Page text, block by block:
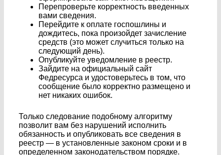
Перепроверьте корректность введенных
вами сведения.
Перейдите к оплате госпошлины и
дождитесь, пока произойдет зачисление
средств (это может случиться только на
следующий день).
Опубликуйте уведомление в реестр.
Зайдите на официальный сайт
Федресурса и удостоверьтесь в том, что
сообщение было корректно размещено и
нет никаких ошибок.
Только следование подобному алгоритму
позволит вам без нарушений исполнить
обязанность и опубликовать все сведения в
реестр — в установленные законом сроки и в
определенном законодательством порядке.